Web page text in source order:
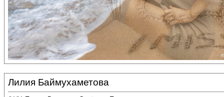
Лилия Баймухаметова